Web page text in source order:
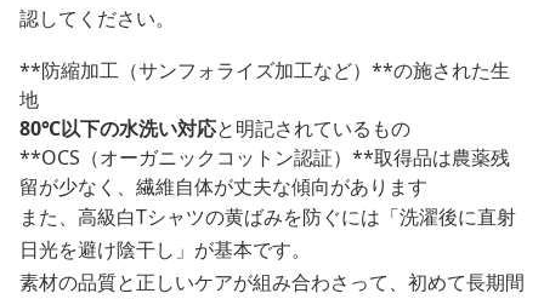
認してください。
**防縮加工（サンフォライズ加工など）**の施された生
地
80℃以下の水洗い対応と明記されているもの
**OCS（オーガニックコットン認証）**取得品は農薬残
留が少なく、繊維自体が丈夫な傾向があります
また、高級白Tシャツの黄ばみを防ぐには「洗濯後に直射
日光を避け陰干し」が基本です。
素材の品質と正しいケアが組み合わさって、初めて長期間